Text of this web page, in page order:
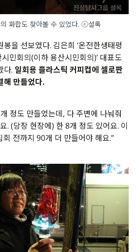
화합도 찾아볼 수 있었다. ⓒ셜록
을 선보였다. 김은희 ‘온전한생태평
민회의(이하 용산시민회의)’ 대표도
다. 일회용 플라스틱 커피컵에 셀로판
해 만들었다.
정도 만들었는데, 다 주변에 나눠줘
. (당장 현장에) 한 8개 정도 있어요. 이
회 전까지 90개 더 만들어야 해요.”